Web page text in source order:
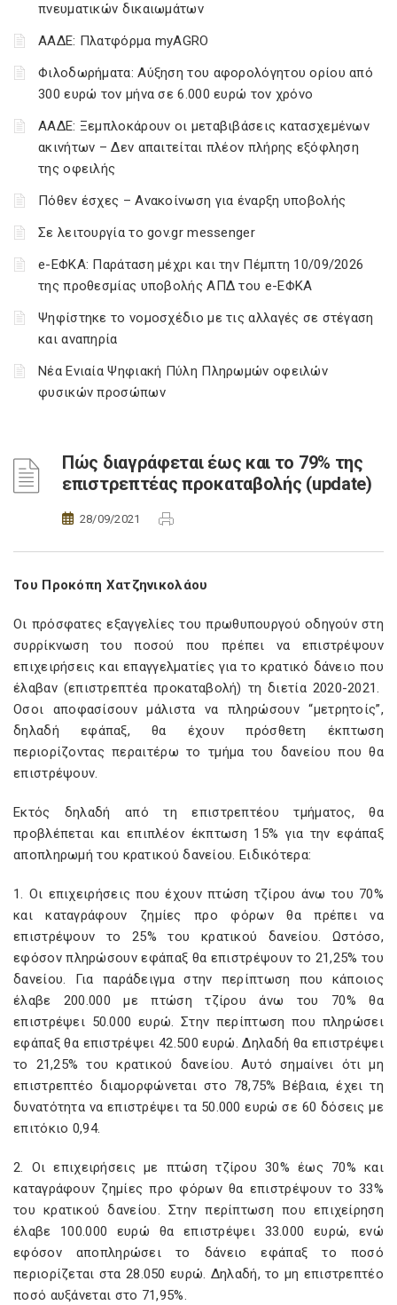
πνευματικών δικαιωμάτων
ΑΑΔΕ: Πλατφόρμα myAGRO
Φιλοδωρήματα: Αύξηση του αφορολόγητου ορίου από
300 ευρώ τον μήνα σε 6.000 ευρώ τον χρόνο
ΑΑΔΕ: Ξεμπλοκάρουν οι μεταβιβάσεις κατασχεμένων
ακινήτων – Δεν απαιτείται πλέον πλήρης εξόφληση
της οφειλής
Πόθεν έσχες – Ανακοίνωση για έναρξη υποβολής
Σε λειτουργία το gov.gr messenger
e-ΕΦΚΑ: Παράταση μέχρι και την Πέμπτη 10/09/2026
της προθεσμίας υποβολής ΑΠΔ του e-ΕΦΚΑ
Ψηφίστηκε το νομοσχέδιο με τις αλλαγές σε στέγαση
και αναπηρία
Νέα Ενιαία Ψηφιακή Πύλη Πληρωμών οφειλών
φυσικών προσώπων
Πώς διαγράφεται έως και το 79% της
επιστρεπτέας προκαταβολής (update)
28/09/2021
Του Προκόπη Χατζηνικολάου
Οι πρόσφατες εξαγγελίες του πρωθυπουργού οδηγούν στη
συρρίκνωση του ποσού που πρέπει να επιστρέψουν
επιχειρήσεις και επαγγελματίες για το κρατικό δάνειο που
έλαβαν (επιστρεπτέα προκαταβολή) τη διετία 2020-2021.
Οσοι αποφασίσουν μάλιστα να πληρώσουν “μετρητοίς”,
δηλαδή εφάπαξ, θα έχουν πρόσθετη έκπτωση
περιορίζοντας περαιτέρω το τμήμα του δανείου που θα
επιστρέψουν.
Εκτός δηλαδή από τη επιστρεπτέου τμήματος, θα
προβλέπεται και επιπλέον έκπτωση 15% για την εφάπαξ
αποπληρωμή του κρατικού δανείου. Ειδικότερα:
1. Οι επιχειρήσεις που έχουν πτώση τζίρου άνω του 70%
και καταγράφουν ζημίες προ φόρων θα πρέπει να
επιστρέψουν το 25% του κρατικού δανείου. Ωστόσο,
εφόσον πληρώσουν εφάπαξ θα επιστρέψουν το 21,25% του
δανείου. Για παράδειγμα στην περίπτωση που κάποιος
έλαβε 200.000 με πτώση τζίρου άνω του 70% θα
επιστρέψει 50.000 ευρώ. Στην περίπτωση που πληρώσει
εφάπαξ θα επιστρέψει 42.500 ευρώ. Δηλαδή θα επιστρέψει
το 21,25% του κρατικού δανείου. Αυτό σημαίνει ότι μη
επιστρεπτέο διαμορφώνεται στο 78,75% Βέβαια, έχει τη
δυνατότητα να επιστρέψει τα 50.000 ευρώ σε 60 δόσεις με
επιτόκιο 0,94.
2. Οι επιχειρήσεις με πτώση τζίρου 30% έως 70% και
καταγράφουν ζημίες προ φόρων θα επιστρέψουν το 33%
του κρατικού δανείου. Στην περίπτωση που επιχείρηση
έλαβε 100.000 ευρώ θα επιστρέψει 33.000 ευρώ, ενώ
εφόσον αποπληρώσει το δάνειο εφάπαξ το ποσό
περιορίζεται στα 28.050 ευρώ. Δηλαδή, το μη επιστρεπτέο
ποσό αυξάνεται στο 71,95%.